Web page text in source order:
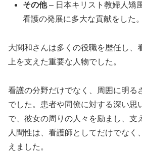
その他– 日本キリスト教婦人矯
看護の発展に多大な貢献をした。
大関和さんは多くの役職を歴任し、
上を支えた重要な人物でした。
看護の分野だけでなく、周囲に明る
でした。患者や同僚に対する深い思
で、彼女の周りの人々を励まし、支
人間性は、看護師としてだけでなく
えました。